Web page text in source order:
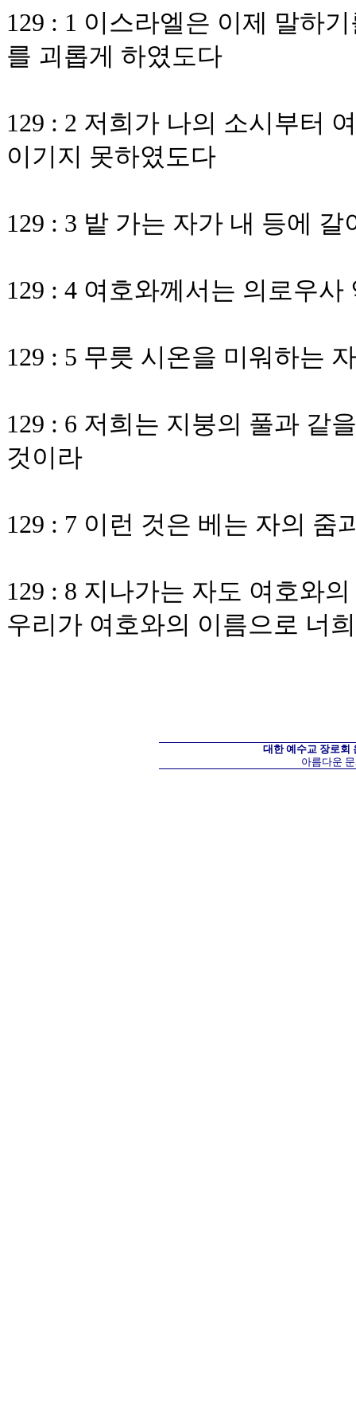
129 : 1 이스라엘은 이제 말하
를 괴롭게 하였도다
129 : 2 저희가 나의 소시부터
이기지 못하였도다
129 : 3 밭 가는 자가 내 등에
129 : 4 여호와께서는 의로우
129 : 5 무릇 시온을 미워하는
129 : 6 저희는 지붕의 풀과 같
것이라
129 : 7 이런 것은 베는 자의 줌
129 : 8 지나가는 자도 여호와
우리가 여호와의 이름으로 너
대한 예수교 장로회
아름다운